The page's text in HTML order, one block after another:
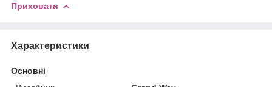
Приховати
Характеристики
Основні